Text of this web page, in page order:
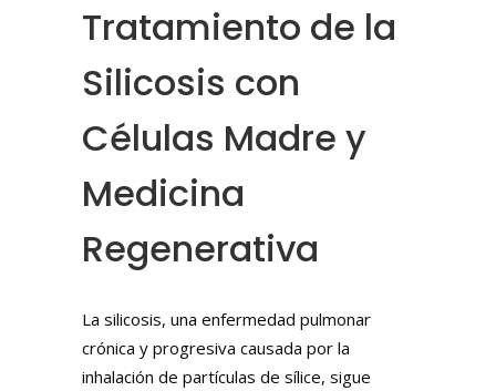
Tratamiento de la
Silicosis con
Células Madre y
Medicina
Regenerativa
La silicosis, una enfermedad pulmonar
crónica y progresiva causada por la
inhalación de partículas de sílice, sigue